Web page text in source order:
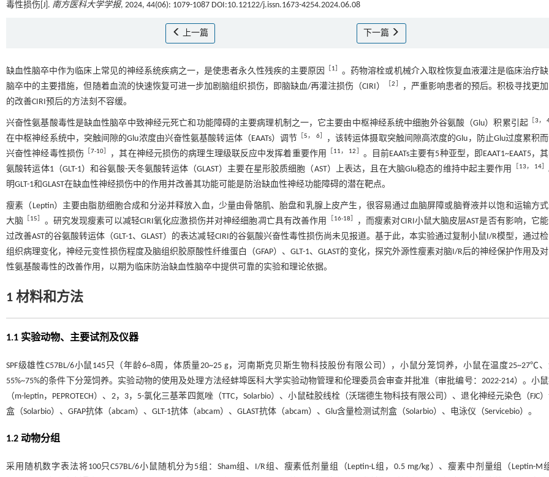
毒性损伤[J]. 南方医科大学学报, 2024, 44(06): 1079-1087 DOI:10.12122/j.issn.1673-4254.2024.06.08
上一篇 下一篇
缺血性脑卒中作为临床上常见的神经系统疾病之一，是使患者永久性残疾的主要原因 1
。药物溶栓或机械介入取栓恢复血液灌注是临床治疗
脑卒中的主要措施，但随着血流的快速恢复可进一步加剧脑组织损伤，即脑缺血/再灌注损伤（CIRI）
［2
，严重影响患者的预后。积极寻找更
的改善CIRI预后的方法刻不容缓。
兴奋性氨基酸毒性是缺血性脑卒中致神经元死亡和功能障碍的主要病理机制之一，它主要由中枢神经系统中细胞外谷氨酸（Glu）积累引起 3，
在中枢神经系统中，突触间隙的Glu浓度由兴奋性氨基酸转运体（EAATs）调节
［5， 6］
，该转运体摄取突触间隙高浓度的Glu，防止Glu过度累积
兴奋性神经毒性损伤 ［7-10 ，其在神经元损伤的病理生理级联反应中发挥着重要作用 11， 12
。目前EAATs主要有5种亚型，即EAAT1~EAAT5，
氨酸转运体1（GLT-1）和谷氨酸-天冬氨酸转运体（GLAST）主要在星形胶质细胞（AST）上表达，且在大脑Glu稳态的维持中起主要作用
13， 14
明GLT-1和GLAST在缺血性神经损伤中的作用并改善其功能可能是防治缺血性神经功能障碍的潜在靶点。
瘦素（Leptin）主要由脂肪细胞合成和分泌并释放入血，少量由骨骼肌、胎盘和乳腺上皮产生，很容易通过血脑屏障或脑脊液并以饱和运输方
大脑
15 。研究发现瘦素可以减轻CIRI氧化应激损伤并对神经细胞凋亡具有改善作用 16-18
，而瘦素对CIRI小鼠大脑皮层AST是否有影响，它
过改善AST的谷氨酸转运体（GLT-1、GLAST）的表达减轻CIRI的谷氨酸兴奋性毒性损伤尚未见报道。基于此，本实验通过复制小鼠I/R模型，通过
组织病理变化，神经元变性损伤程度及脑组织胶原酸性纤维蛋白（GFAP）、GLT-1、GLAST的变化，探究外源性瘦素对脑I/R后的神经保护作用及
性氨基酸毒性的改善作用，以期为临床防治缺血性脑卒中提供可靠的实验和理论依据。
1 材料和方法
1.1 实验动物、主要试剂及仪器
SPF级雄性C57BL/6小鼠145只（年龄6~8周，体质量20~25 g，河南斯克贝斯生物科技股份有限公司），小鼠分笼饲养，小鼠在温度25~27℃
55%~75%的条件下分笼饲养。实验动物的使用及处理方法经蚌埠医科大学实验动物管理和伦理委员会审查并批准（审批编号：2022-214）。小
（m-leptin，PEPROTECH）、2，3，5-氯化三基苯四氮唑（TTC，Solarbio）、小鼠硅胶线栓（沃瑞德生物科技有限公司）、退化神经元染色（FJC
盒（Solarbio）、GFAP抗体（abcam）、GLT-1抗体（abcam）、GLAST抗体（abcam）、Glu含量检测试剂盒（Solarbio）、电泳仪（Servicebio）。
1.2 动物分组
采用随机数字表法将100只C57BL/6小鼠随机分为5组：Sham组、I/R组、瘦素低剂量组（Leptin-L组，0.5 mg/kg）、瘦素中剂量组（Leptin-M